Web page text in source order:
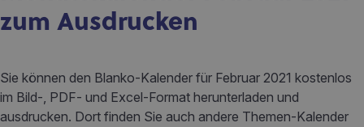
zum Ausdrucken
Sie können den Blanko-Kalender für Februar 2021 kostenlos
im Bild-, PDF- und Excel-Format herunterladen und
ausdrucken. Dort finden Sie auch andere Themen-Kalender